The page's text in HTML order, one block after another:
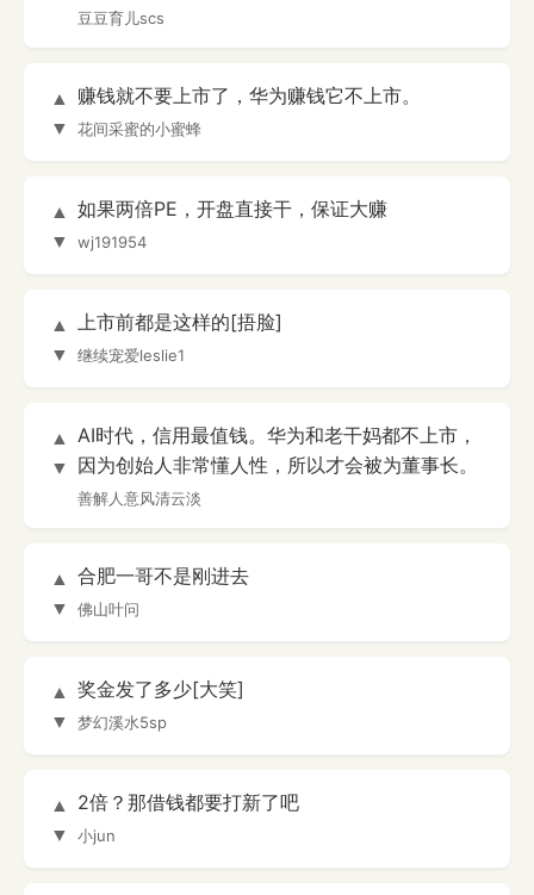
豆豆育儿scs
▲
▼
赚钱就不要上市了，华为赚钱它不上市。
花间采蜜的小蜜蜂
▲
▼
如果两倍PE，开盘直接干，保证大赚
wj191954
▲
▼
上市前都是这样的[捂脸]
继续宠爱leslie1
▲
▼
AI时代，信用最值钱。华为和老干妈都不上市，
因为创始人非常懂人性，所以才会被为董事长。
善解人意风清云淡
▲
▼
合肥一哥不是刚进去
佛山叶问
▲
▼
奖金发了多少[大笑]
梦幻溪水5sp
▲
▼
2倍？那借钱都要打新了吧
小jun